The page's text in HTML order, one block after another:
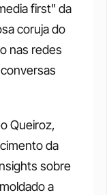
first" da
coruja do
nas redes
Queiroz,
da
sobre
a